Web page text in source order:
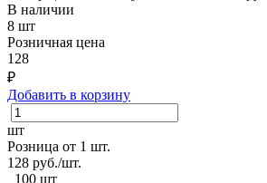
В наличии
8 шт
Розничная цена
128
₽
Добавить в корзину
шт
Розница от 1 шт.
128 руб./шт.
100 шт